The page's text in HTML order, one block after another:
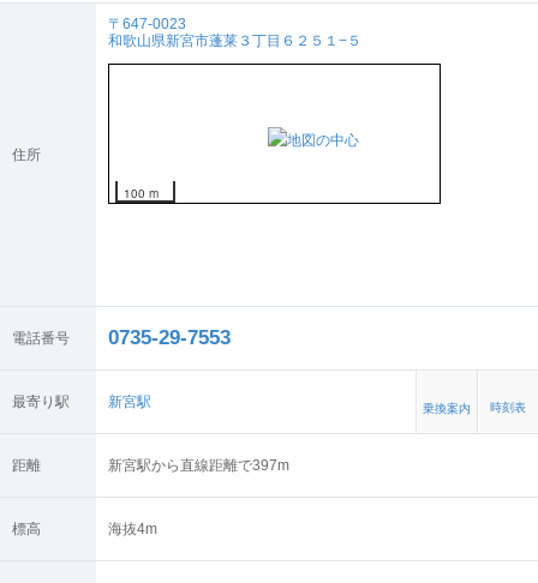
住所
〒647-0023
和歌山県新宮市蓬莱３丁目６２５１−５
100 m
電話番号 0735-29-7553
最寄り駅 新宮駅 乗換案内 時刻表
距離 新宮駅から直線距離で397m
標高 海抜4m